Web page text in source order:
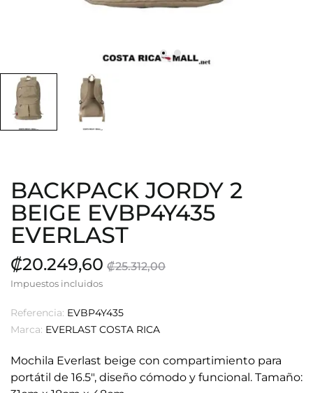
BACKPACK JORDY 2
BEIGE EVBP4Y435
EVERLAST
₡20.249,60 ₡25.312,00
Impuestos incluidos
Referencia: EVBP4Y435
Marca: EVERLAST COSTA RICA
Mochila Everlast beige con compartimiento para
portátil de 16.5", diseño cómodo y funcional. Tamaño: